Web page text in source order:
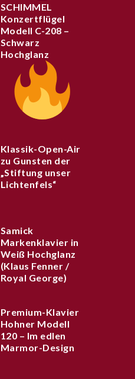
SCHIMMEL
Konzertflügel
Modell C-208 –
Schwarz
Hochglanz
Klassik-Open-Air
zu Gunsten der
„Stiftung unser
Lichtenfels“
Samick
Markenklavier in
Weiß Hochglanz
(Klaus Fenner /
Royal George)
Premium-Klavier
Hohner Modell
120 – Im edlen
Marmor-Design